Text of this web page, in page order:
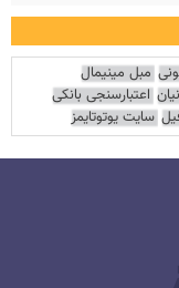
مبل مینیمال
اعتبارسنجی بانکی
سایت یوتوتایمز